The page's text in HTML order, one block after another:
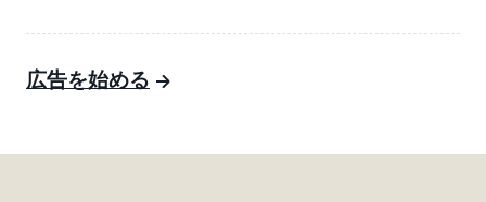
広告を始める